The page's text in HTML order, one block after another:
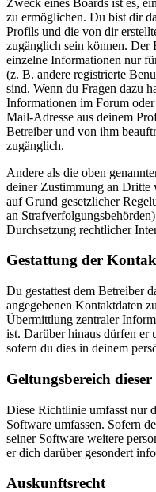
zu ermöglichen. Du bist dir
Profils und die von dir
zugänglich sein können. Der
einzelne Informationen nur
(z. B. andere registrierte
sind. Wenn du Fragen dazu
Informationen im Forum
Mail-Adresse aus deinem
Betreiber und von ihm
zugänglich.
Andere als die oben
deiner Zustimmung an Dritte
auf Grund gesetzlicher
an
Durchsetzung rechtlicher
Gestattung der
Du gestattest dem Betreiber
angegebenen Kontaktdaten
Übermittlung zentraler
ist. Darüber hinaus dürfen er
sofern du dies in deinem
Geltungsbereich
Diese Richtlinie umfasst nur
Software umfassen. Sofern
seiner Software weitere
er dich darüber gesondert
Auskunftsrecht